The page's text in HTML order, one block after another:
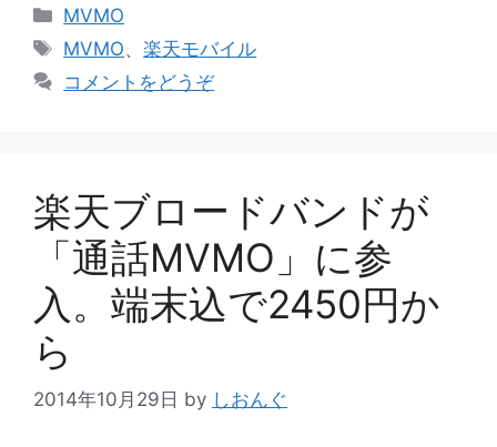
カ
テ
リ
MVMO
タ
MVMO、楽天モバイル
コメントをどうぞ
楽天ブロードバンドが
「通話MVMO」に参
入。端末込で2450円か
ら
2014年10月29日 by しおんぐ